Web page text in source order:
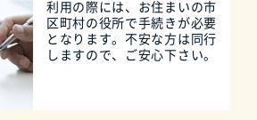
利用の際には、お住まいの市
区町村の役所で手続きが必要
となります。不安な方は同行
しますので、ご安心下さい。